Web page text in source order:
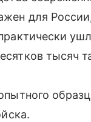
для
тысяч